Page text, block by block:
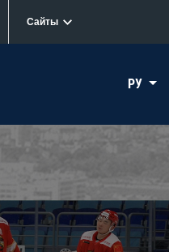
Сайты
РУ